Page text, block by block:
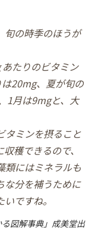
旬の時季のほうが
たりのビタミン
20mg、夏が旬の
1月は9mgと、大
タミンを摂ること
穫できるので、
類にはミネラルも
な分を補うために
ですね。
図解事典」成美堂出